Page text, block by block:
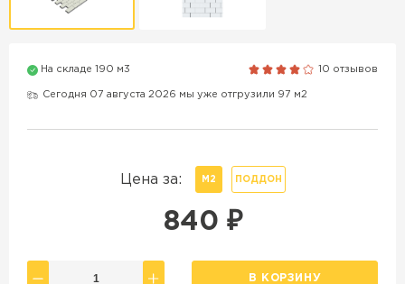
На складе 190 м3 10 отзывов
Сегодня 07 августа 2026 мы уже отгрузили 97 м2
Цена за: М2 ПОДДОН
840 ₽
В КОРЗИНУ